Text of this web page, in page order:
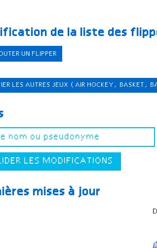
de la liste des
UN FLIPPER
LES AUTRES JEUX (AIR HOCKEY, BASKET,
LES MODIFICATIONS
mises à jour